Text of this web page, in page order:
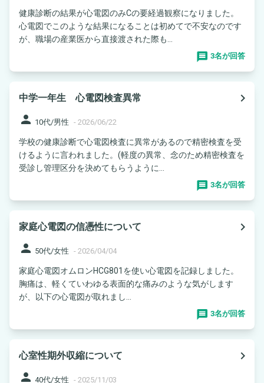
健康診断の結果が心電図のみCの要経過観察になりました。
心電図でこのような結果になることは初めてで不安なのです
が、職場の産業医から直接渡された際も...
3名が回答
中学一年生 心電図検査異常
navigate_next
person 10代/男性 - 2026/06/22
学校の健康診断で心電図検査に異常があるので精密検査を受
けるように言われました。(軽度の異常、念のため精密検査を
受診し管理区分を決めてもらうように...
3名が回答
家庭心電図の信憑性について
navigate_next
person 50代/女性 - 2026/04/04
家庭心電図オムロンHCG801を使い心電図を記録しました。
胸痛は、軽くていわゆる表面的な痛みのような気がします
が、以下の心電図が取れまし...
3名が回答
心室性期外収縮について
navigate_next
person 40代/女性 - 2025/11/03